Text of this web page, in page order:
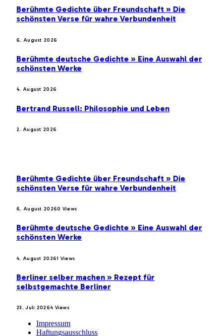
Berühmte Gedichte über Freundschaft » Die
schönsten Verse für wahre Verbundenheit
6. August 2026
Berühmte deutsche Gedichte » Eine Auswahl der
schönsten Werke
4. August 2026
Bertrand Russell: Philosophie und Leben
2. August 2026
Berühmte Gedichte über Freundschaft » Die
schönsten Verse für wahre Verbundenheit
6. August 20260 Views
Berühmte deutsche Gedichte » Eine Auswahl der
schönsten Werke
4. August 20261 Views
Berliner selber machen » Rezept für
selbstgemachte Berliner
23. Juli 20264 Views
Impressum
Haftungsausschluss